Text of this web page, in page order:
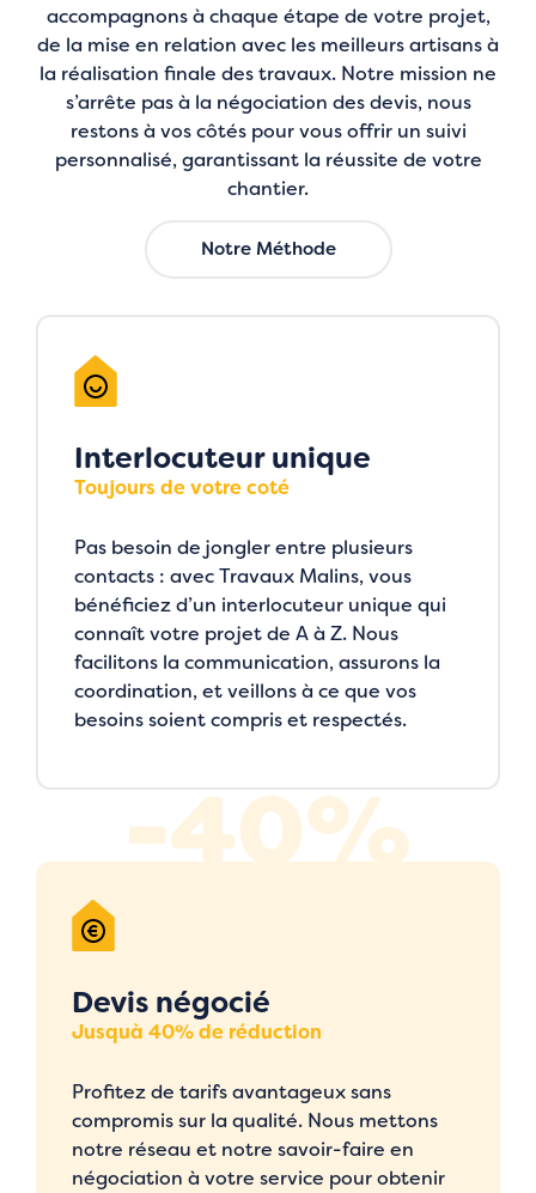
accompagnons à chaque étape de votre projet,
de la mise en relation avec les meilleurs artisans à
la réalisation finale des travaux. Notre mission ne
s’arrête pas à la négociation des devis, nous
restons à vos côtés pour vous offrir un suivi
personnalisé, garantissant la réussite de votre
chantier.
Notre Méthode
Interlocuteur unique
Toujours de votre coté
Pas besoin de jongler entre plusieurs
contacts : avec Travaux Malins, vous
bénéficiez d’un interlocuteur unique qui
connaît votre projet de A à Z. Nous
facilitons la communication, assurons la
coordination, et veillons à ce que vos
besoins soient compris et respectés.
-40%
Devis négocié
Jusquà 40% de réduction
Profitez de tarifs avantageux sans
compromis sur la qualité. Nous mettons
notre réseau et notre savoir-faire en
négociation à votre service pour obtenir